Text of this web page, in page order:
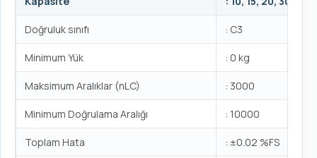
Doğruluk sınıfı : C3
Minimum Yük : 0 kg
Maksimum Aralıklar (nLC) : 3000
Minimum Doğrulama Aralığı : 10000
Toplam Hata : ±0.02 %FS